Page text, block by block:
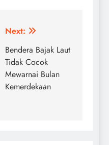
Next:
Bendera Bajak Laut
Tidak Cocok
Mewarnai Bulan
Kemerdekaan